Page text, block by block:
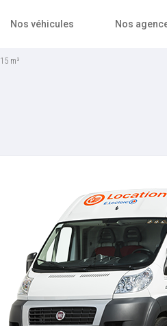
Nos véhicules Nos
15 m³